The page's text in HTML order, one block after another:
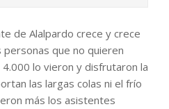
de Alalpardo crece y crece
personas que no quieren
lo vieron y disfrutaron la
las largas colas ni el frío
más los asistentes